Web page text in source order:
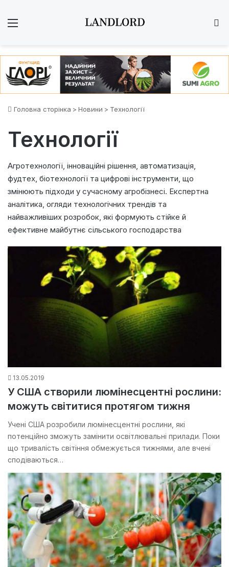
Головна сторінка > Новини > Технології
Технології
Агротехнології, інноваційні рішення, автоматизація,
фудтех, біотехнології та цифрові інструменти, що
змінюють підходи у сучасному агробізнесі. Експертна
аналітика, огляди технологічних трендів та
найважливіших розробок, які формують стійке й
ефективне майбутнє сільського господарства
13.05.2019
У США створили люмінесцентні рослини:
можуть світитися протягом тижня
Учені США розробили люмінесцентні рослини, які
потенційно зможуть замінити освітлювальні прилади. Поки
що тривалість світіння обмежується тижнями, але вчені
сподіваються…